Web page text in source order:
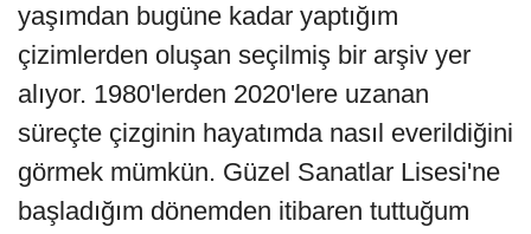
yaşımdan bugüne kadar yaptığım
çizimlerden oluşan seçilmiş bir arşiv yer
alıyor. 1980'lerden 2020'lere uzanan
süreçte çizginin hayatımda nasıl everildiğini
görmek mümkün. Güzel Sanatlar Lisesi'ne
başladığım dönemden itibaren tuttuğum